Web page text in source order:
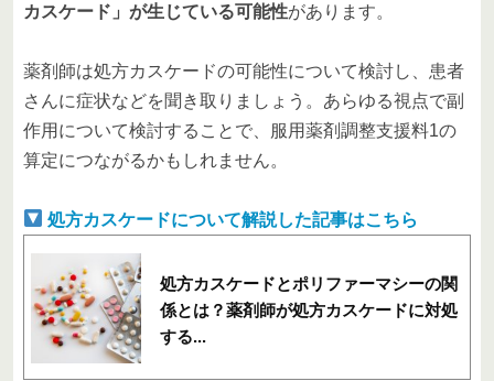
カスケード」が生じている可能性があります。
薬剤師は処方カスケードの可能性について検討し、患者
さんに症状などを聞き取りましょう。あらゆる視点で副
作用について検討することで、服用薬剤調整支援料1の
算定につながるかもしれません。
処方カスケードについて解説した記事はこちら
処方カスケードとポリファーマシーの関
係とは？薬剤師が処方カスケードに対処
する...